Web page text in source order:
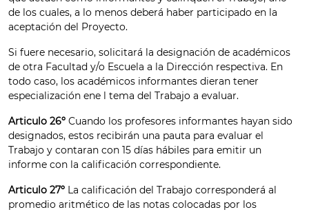
de los cuales, a lo menos deberá haber participado en la
aceptación del Proyecto.
Si fuere necesario, solicitará la designación de académicos
de otra Facultad y/o Escuela a la Dirección respectiva. En
todo caso, los académicos informantes dieran tener
especialización ene l tema del Trabajo a evaluar.
Articulo 26º Cuando los profesores informantes hayan sido
designados, estos recibirán una pauta para evaluar el
Trabajo y contaran con 15 días hábiles para emitir un
informe con la calificación correspondiente.
Articulo 27º La calificación del Trabajo corresponderá al
promedio aritmético de las notas colocadas por los